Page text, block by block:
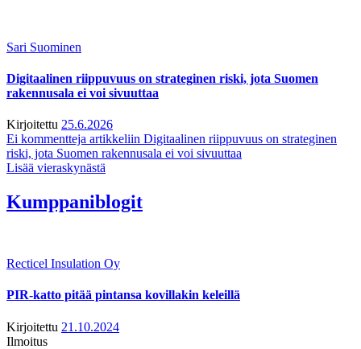
Sari Suominen
Digitaalinen riippuvuus on strateginen riski, jota Suomen
rakennusala ei voi sivuuttaa
Kirjoitettu 25.6.2026
Ei kommentteja artikkeliin Digitaalinen riippuvuus on strateginen
riski, jota Suomen rakennusala ei voi sivuuttaa
Lisää vieraskynästä
Kumppaniblogit
Recticel Insulation Oy
PIR-katto pitää pintansa kovillakin keleillä
Kirjoitettu 21.10.2024
Ilmoitus